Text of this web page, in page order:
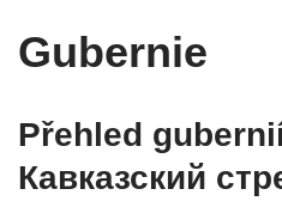
Gubernie
Přehled
Кавказский